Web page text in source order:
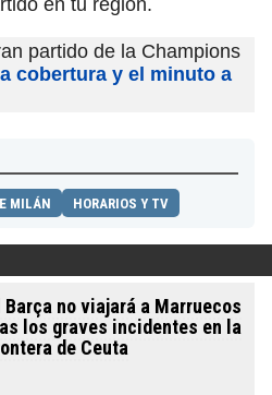
en tu región.
partido de la Champions
cobertura y el minuto a
MILÁN HORARIOS Y TV
Barça no viajará a Marruecos
los graves incidentes en la
de Ceuta